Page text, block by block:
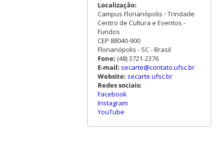
Localização:
Campus Florianópolis - Trindade
Centro de Cultura e Eventos -
Fundos
CEP 88040-900
Florianópolis - SC - Brasil
Fone: (48) 3721-2376
E-mail: secarte@contato.ufsc.br
Website: secarte.ufsc.br
Redes sociais:
Facebook
Instagram
YouTube